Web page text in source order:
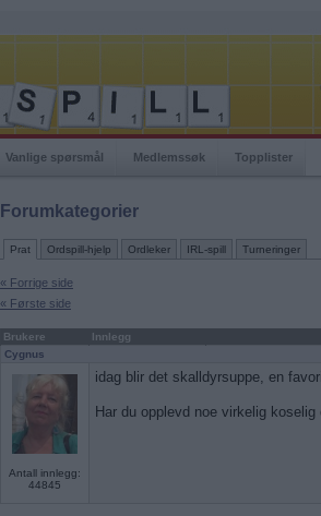
Vanlige spørsmål Medlemssøk Topplister
Forumkategorier
Prat Ordspill-hjelp Ordleker IRL-spill Turneringer
« Forrige side
« Første side
Brukere
Innlegg
Cygnus
Antall innlegg:
44845
idag blir det skalldyrsuppe, en
Har du opplevd noe virkelig